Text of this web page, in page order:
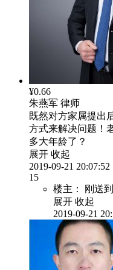
¥0.66
朱燕军 律师
既然对方家属提出
方式来解决问题！
多大年龄了？
展开 收起
2019-09-21 20:07:52
15
楼主：
刚送
展开 收起
2019-09-21